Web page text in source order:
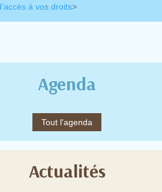
à vos droits>
Agenda
Tout l'agenda
Actualités